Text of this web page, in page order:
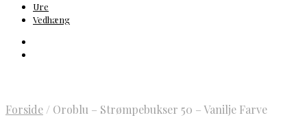
Ure
Vedhæng
Forside / Oroblu – Strømpebukser 50 – Vanilje Farve